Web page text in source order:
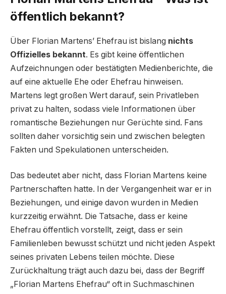
öffentlich bekannt?
Über Florian Martens’ Ehefrau ist bislang nichts
Offizielles bekannt. Es gibt keine öffentlichen
Aufzeichnungen oder bestätigten Medienberichte, die
auf eine aktuelle Ehe oder Ehefrau hinweisen.
Martens legt großen Wert darauf, sein Privatleben
privat zu halten, sodass viele Informationen über
romantische Beziehungen nur Gerüchte sind. Fans
sollten daher vorsichtig sein und zwischen belegten
Fakten und Spekulationen unterscheiden.
Das bedeutet aber nicht, dass Florian Martens keine
Partnerschaften hatte. In der Vergangenheit war er in
Beziehungen, und einige davon wurden in Medien
kurzzeitig erwähnt. Die Tatsache, dass er keine
Ehefrau öffentlich vorstellt, zeigt, dass er sein
Familienleben bewusst schützt und nicht jeden Aspekt
seines privaten Lebens teilen möchte. Diese
Zurückhaltung trägt auch dazu bei, dass der Begriff
„Florian Martens Ehefrau“ oft in Suchmaschinen